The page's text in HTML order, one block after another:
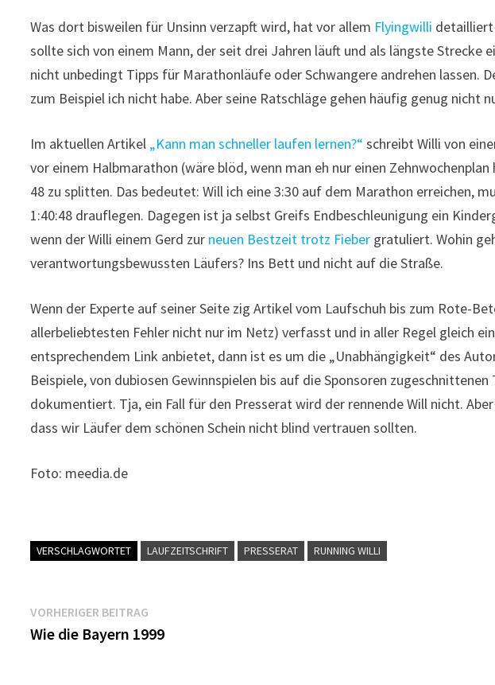
Was dort bisweilen für Unsinn verzapft wird, hat vor allem Flyingwilli detailliert
sollte sich von einem Mann, der seit drei Jahren läuft und als längste Strecke
nicht unbedingt Tipps für Marathonläufe oder Schwangere andrehen lassen.
zum Beispiel ich nicht habe. Aber seine Ratschläge gehen häufig genug nicht
Im aktuellen Artikel „Kann man schneller laufen lernen?“schreibt Willi von
vor einem Halbmarathon (wäre blöd, wenn man eh nur einen
48 zu splitten. Das bedeutet: Will ich eine 3:30 auf dem Marathon erreichen,
1:40:48 drauflegen. Dagegen ist ja selbst Greifs Endbeschleunigung ein
wenn der Willi einem Gerd zur neuen Bestzeit trotz Fieber gratuliert. Wohin
verantwortungsbewussten Läufers? Ins Bett und nicht auf die Straße.
Wenn der Experte auf seiner Seite zig Artikel vom Laufschuh bis zum Rote-
allerbeliebtesten Fehler nicht nur im Netz) verfasst und in aller Regel gleich
entsprechendem Link anbietet, dann ist es um die „Unabhängigkeit“ des
Beispiele, von dubiosen Gewinnspielen bis auf die Sponsoren
dokumentiert. Tja, ein Fall für den Presserat wird der rennende Will nicht.
dass wir Läufer dem schönen Schein nicht blind vertrauen sollten.
Foto: meedia.de
VERSCHLAGWORTET LAUFZEITSCHRIFT PRESSERAT RUNNING WILLI
Beitragsnavigation
VORHERIGER BEITRAG
Beitrag:
Wie die Bayern 1999